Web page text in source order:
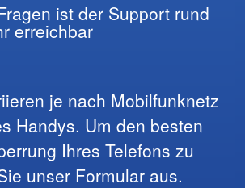
ist der Support rund
erreichbar
je nach Mobilfunknetz
Handys. Um den besten
Ihres Telefons zu
unser Formular aus.